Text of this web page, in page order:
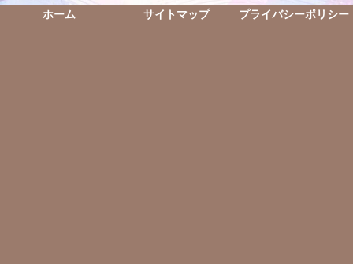
ホーム サイトマップ プライバシーポリシー